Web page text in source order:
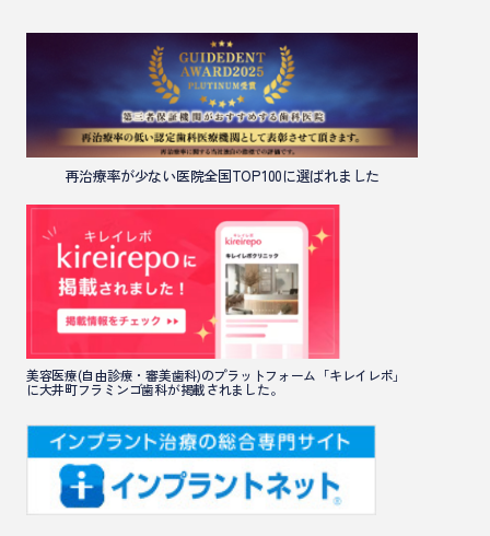
再治療率が少ない医院全国TOP100に選ばれました
美容医療(自由診療・審美歯科)のプラットフォーム「キレイレポ」
に大井町フラミンゴ歯科が掲載されました。